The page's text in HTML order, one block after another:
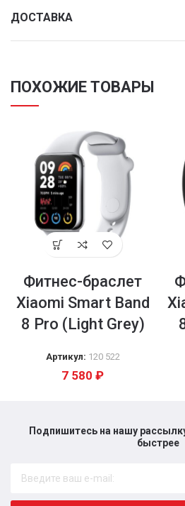
ДОСТАВКА
ПОХОЖИЕ ТОВАРЫ
Фитнес-браслет
Xiaomi Smart Band
8 Pro (Light Grey)
Артикул: 120 522
7 580 ₽
Подпишитесь на нашу
быстрее​